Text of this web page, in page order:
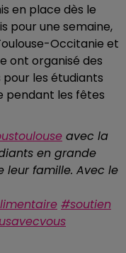
en place dès le
pour une semaine,
Occitanie et
ont organisé des
les étudiants
pendant les fêtes
avec la
en grande
leur famille. Avec le
#soutien